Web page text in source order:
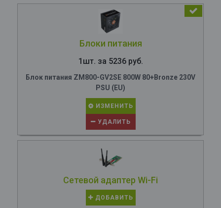
Блоки питания
1шт. за 5236 руб.
Блок питания ZM800-GV2SE 800W 80+Bronze 230V
PSU (EU)
ИЗМЕНИТЬ
УДАЛИТЬ
Сетевой адаптер Wi-Fi
ДОБАВИТЬ